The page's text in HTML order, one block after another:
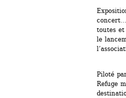
concert…
toutes et
le
Piloté
Refuge